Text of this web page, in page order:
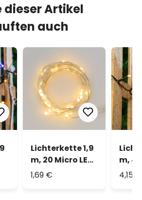
dieser Artikel
auch
Lichterkette 1,9
m, 20 Micro LEDs
warmweiß
1,69 €
m,
4,15 €